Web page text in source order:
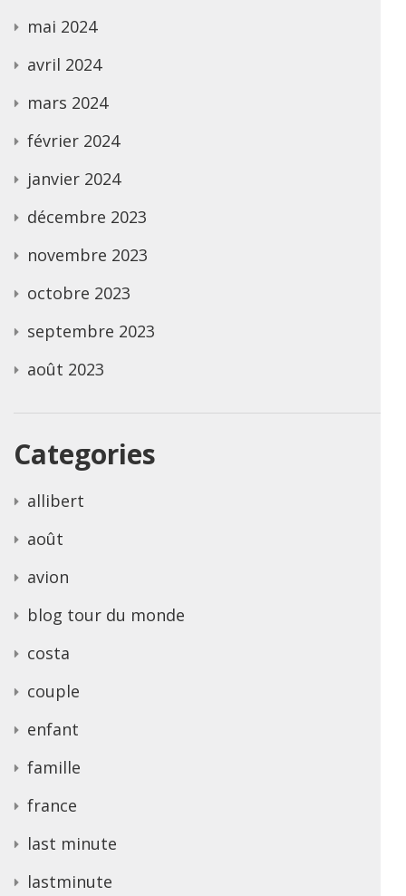
mai 2024
avril 2024
mars 2024
février 2024
janvier 2024
décembre 2023
novembre 2023
octobre 2023
septembre 2023
août 2023
Categories
allibert
août
avion
blog tour du monde
costa
couple
enfant
famille
france
last minute
lastminute